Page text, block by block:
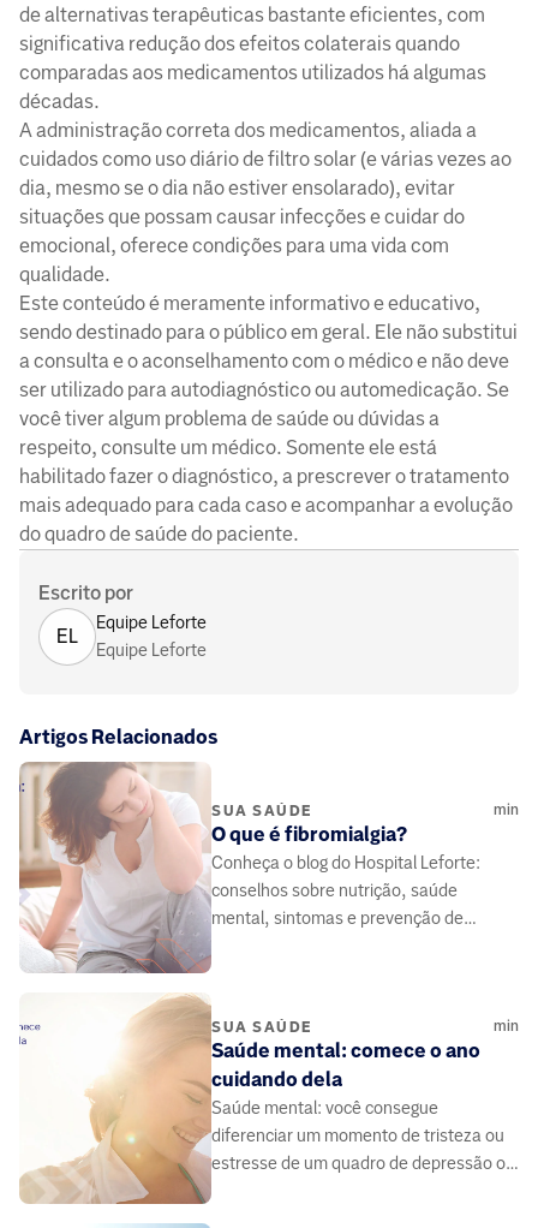
de alternativas terapêuticas bastante eficientes, com
significativa redução dos efeitos colaterais quando
comparadas aos medicamentos utilizados há algumas
décadas.
A administração correta dos medicamentos, aliada a
cuidados como uso diário de filtro solar (e várias vezes ao
dia, mesmo se o dia não estiver ensolarado), evitar
situações que possam causar infecções e cuidar do
emocional, oferece condições para uma vida com
qualidade.
Este conteúdo é meramente informativo e educativo,
sendo destinado para o público em geral. Ele não substitui
a consulta e o aconselhamento com o médico e não deve
ser utilizado para autodiagnóstico ou automedicação. Se
você tiver algum problema de saúde ou dúvidas a
respeito, consulte um médico. Somente ele está
habilitado fazer o diagnóstico, a prescrever o tratamento
mais adequado para cada caso e acompanhar a evolução
do quadro de saúde do paciente.
Escrito por
EL
Equipe Leforte
Equipe Leforte
Artigos Relacionados
SUA SAÚDE min
O que é fibromialgia?
Conheça o blog do Hospital Leforte:
conselhos sobre nutrição, saúde
mental, sintomas e prevenção de
SUA SAÚDE min
Saúde mental: comece o ano
cuidando dela
Saúde mental: você consegue
diferenciar um momento de tristeza ou
estresse de um quadro de depressão ou